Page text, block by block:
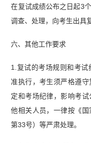
在复试成绩公布之日起3
调查、处理，向考生出具
六、其他工作要求
1.复试的考场规则和考
准执行，考生须严格遵
定和考场纪律，影响考
他相关人员，一律按《
第33号）等严肃处理。